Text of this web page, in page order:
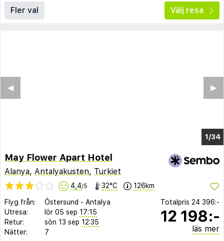
Fler val Välj resa
1/30
▶︎
◀︎
May Flower Apart Hotel
Alanya, Antalyakusten, Turkiet
4,4/5 32°C 126km
Flyg från: Östersund - Antalya
Utresa:
lör 05 sep 17:15
Retur:
sön 13 sep 12:35
Nätter:
7
Totalpris 24 396:-
12 198:-
läs mer